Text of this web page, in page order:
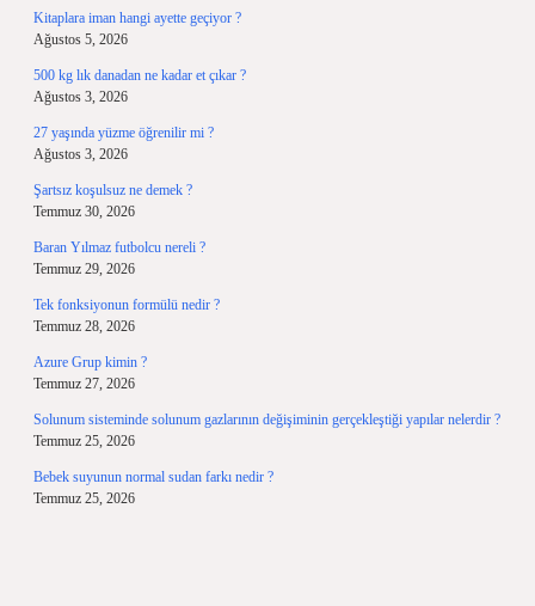
Kitaplara iman hangi ayette geçiyor ?
Ağustos 5, 2026
500 kg lık danadan ne kadar et çıkar ?
Ağustos 3, 2026
27 yaşında yüzme öğrenilir mi ?
Ağustos 3, 2026
Şartsız koşulsuz ne demek ?
Temmuz 30, 2026
Baran Yılmaz futbolcu nereli ?
Temmuz 29, 2026
Tek fonksiyonun formülü nedir ?
Temmuz 28, 2026
Azure Grup kimin ?
Temmuz 27, 2026
Solunum sisteminde solunum gazlarının değişiminin gerçekleştiği yapılar nelerdir ?
Temmuz 25, 2026
Bebek suyunun normal sudan farkı nedir ?
Temmuz 25, 2026